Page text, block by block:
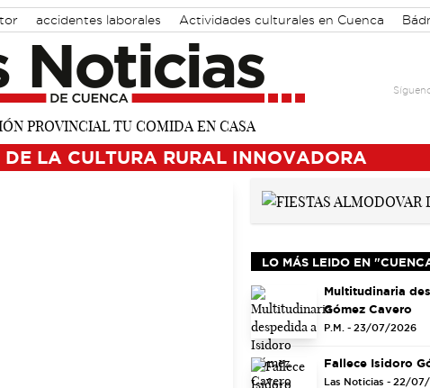
accidentes laborales Actividades culturales en Cuenca
LA CULTURA RURAL INNOVADORA
LO MÁS LEIDO EN
Multitudinaria
Gómez Cavero
P.M. - 23/07/2026
Fallece Isidoro
Las Noticias - 22/